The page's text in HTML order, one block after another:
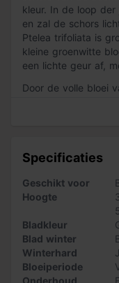
kleur. In de loop
en zal de schors
Ptelea trifoliata is
kleine groenwitte
een lichte geur af,
Door de volle bloei
creëren. In de
gevleugelde
hangen.
Zo verzorg je de
De Ptelea trifoliata
te onderhouden. Je
hem in vorm te
einde van de winter
Specificaties
Geschikt voor
Hoogte
Bladkleur
Blad winter
Winterhard
Bloeiperiode
Onderhoud